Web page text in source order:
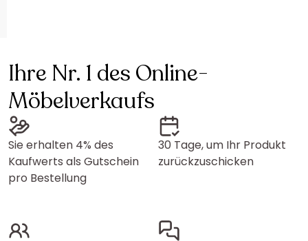
Ihre Nr. 1 des Online-
Möbelverkaufs
Sie erhalten 4% des
Kaufwerts als Gutschein
pro Bestellung
30 Tage, um Ihr Produkt
zurückzuschicken